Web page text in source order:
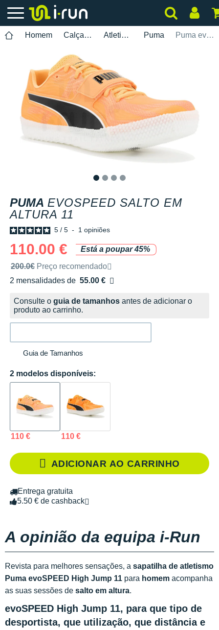
Homem Calçados Atletismo Puma Puma evoSPEED Salto em Altura 11
PUMA EVOSPEED SALTO EM
ALTURA 11
5 / 5 - 1 opiniões
110.00 €
Está a poupar 45%
Preço de venda recomendado pela marca
200.0€ Preço recomendado
2 mensalidades de 55.00 €
sem custos
Consulte o guia de tamanhos antes de adicionar o
produto ao carrinho.
Guia de Tamanhos
2 modelos disponíveis:
110 € 110 €
ADICIONAR AO CARRINHO
Entrega gratuita
5.50 € de cashback
A opinião da equipa i-Run
Revista para melhores sensações, a sapatilha de atletismo
Puma evoSPEED High Jump 11 para homem acompanha
as suas sessões de salto em altura.
evoSPEED High Jump 11, para que tipo de
desportista, que utilização, que distância e